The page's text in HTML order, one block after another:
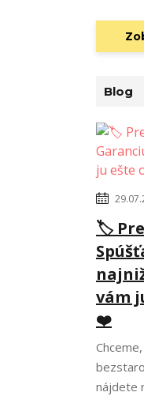
Blog
🏷️
vám
❤️
nájdete